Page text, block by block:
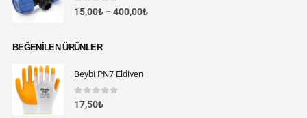
0 out of 5
15,00₺ – 400,00₺
BEĞENILEN ÜRÜNLER
Beybi PN7 Eldiven
0out of 5
17,50₺